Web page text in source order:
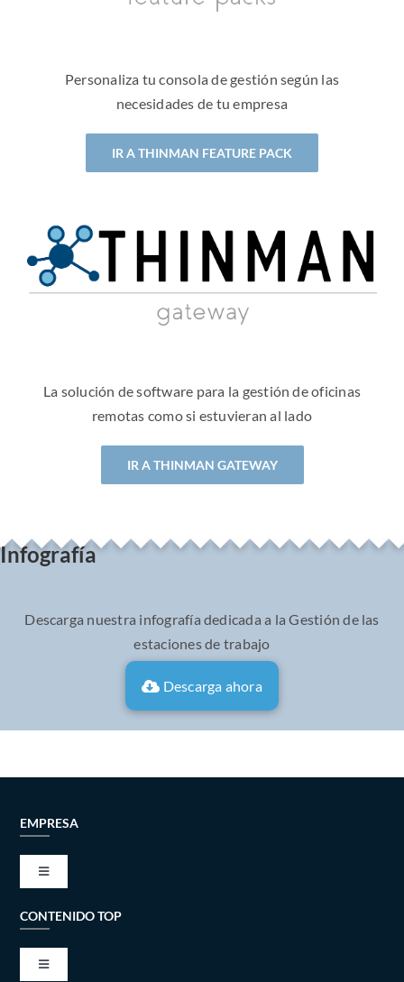
Personaliza tu consola de gestión según las
necesidades de tu empresa
IR A THINMAN FEATURE PACK
La solución de software para la gestión de oficinas
remotas como si estuvieran al lado
IR A THINMAN GATEWAY
Infografía
Descarga nuestra infografía dedicada a la Gestión de las
estaciones de trabajo
Descarga ahora
EMPRESA
Toggle
Navigation
VISIÓN Y MISIÓN
CONTENIDO TOP
Toggle